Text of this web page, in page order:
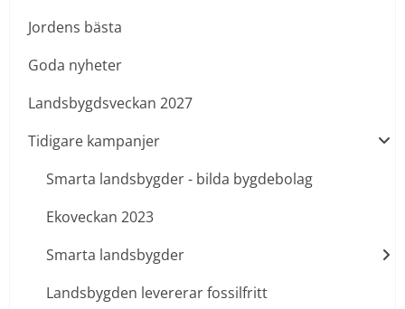
Jordens bästa
Goda nyheter
Landsbygdsveckan 2027
Tidigare kampanjer
Smarta landsbygder - bilda bygdebolag
Ekoveckan 2023
Smarta landsbygder
Landsbygden levererar fossilfritt